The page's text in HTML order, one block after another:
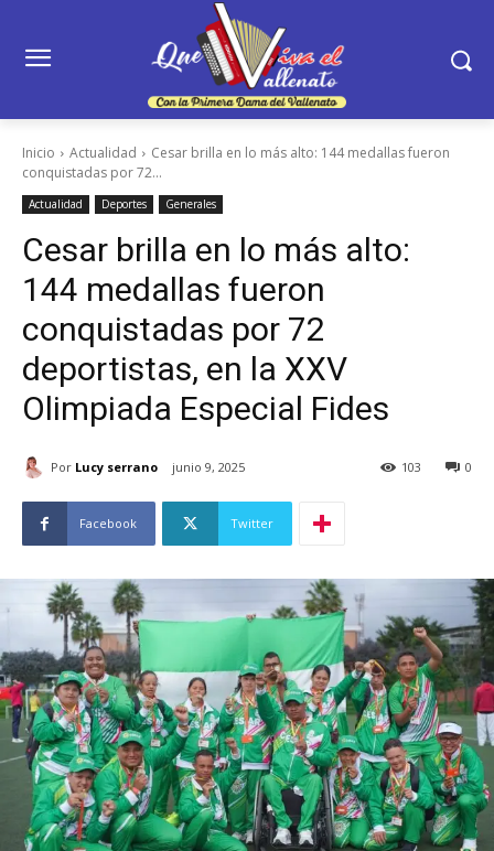
Inicio Actualidad
Cesar brilla en lo más alto: 144 medallas fueron
conquistadas por 72...
Actualidad Deportes Generales
Cesar brilla en lo más alto:
144 medallas fueron
conquistadas por 72
deportistas, en la XXV
Olimpiada Especial Fides
Por Lucy serrano junio 9, 2025 0
103
Facebook Twitter